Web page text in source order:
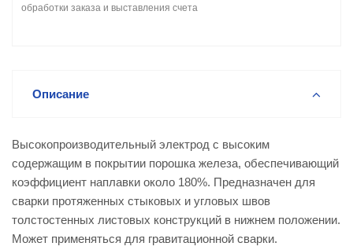
обработки заказа и выставления счета
Описание
Высокопроизводительный электрод с высоким
содержащим в покрытии порошка железа, обеспечивающий
коэффициент наплавки около 180%. Предназначен для
сварки протяженных стыковых и угловых швов
толстостенных листовых конструкций в нижнем положении.
Может применяться для гравитационной сварки.